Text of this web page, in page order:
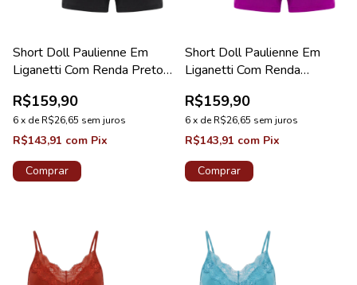
Short Doll Paulienne Em
Liganetti Com Renda Preto
R$159,90
6x deR$26,65 sem juros
R$143,91 com Pix
Comprar
Short Doll Paulienne Em
Liganetti Com Renda
R$159,90
6x deR$26,65 sem juros
R$143,91 com Pix
Comprar